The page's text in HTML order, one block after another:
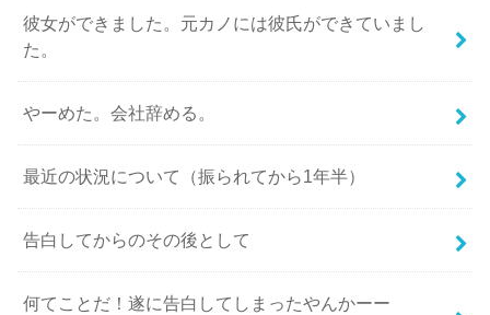
彼女ができました。元カノには彼氏ができていまし
た。
やーめた。会社辞める。
最近の状況について（振られてから1年半）
告白してからのその後として
何てことだ！遂に告白してしまったやんかーー